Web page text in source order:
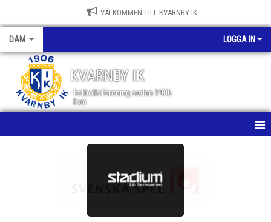
VÄLKOMMEN TILL KVARNBY IK
DAM LOGGA IN
KVARNBY IK
fotbollsförening sedan 1906
Dam